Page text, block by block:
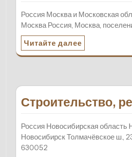
Россия Москва и Московская
Москва Россия, Москва,
Читайте далее
Строительство,
Россия Новосибирская область
Новосибирск Толмачёвское ш.,
630052